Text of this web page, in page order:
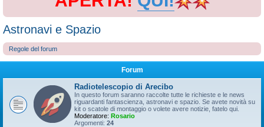
Astronavi e Spazio
Regole del forum
Forum
Radiotelescopio di Arecibo
In questo forum saranno raccolte tutte le richieste e le news
riguardanti fantascienza, astronavi e spazio. Se avete novità su
kit o scatole di montaggio o volete avere notizie, fatelo qui.
Moderatore: Rosario
Argomenti: 24